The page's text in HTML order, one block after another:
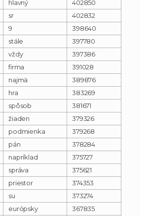
hlavný
402850
sr
402832
9
398640
stále
397780
vždy
397386
firma
391028
najmä
389876
hra
383269
spôsob
381671
žiaden
379326
podmienka
379268
pán
378284
napríklad
375727
správa
375621
priestor
374353
su
373274
európsky
367835